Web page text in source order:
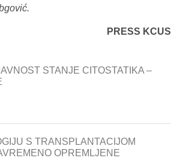
PRESS KCUS
STANJE CITOSTATIKA –
S TRANSPLANTACIJOM
OPREMLJENE